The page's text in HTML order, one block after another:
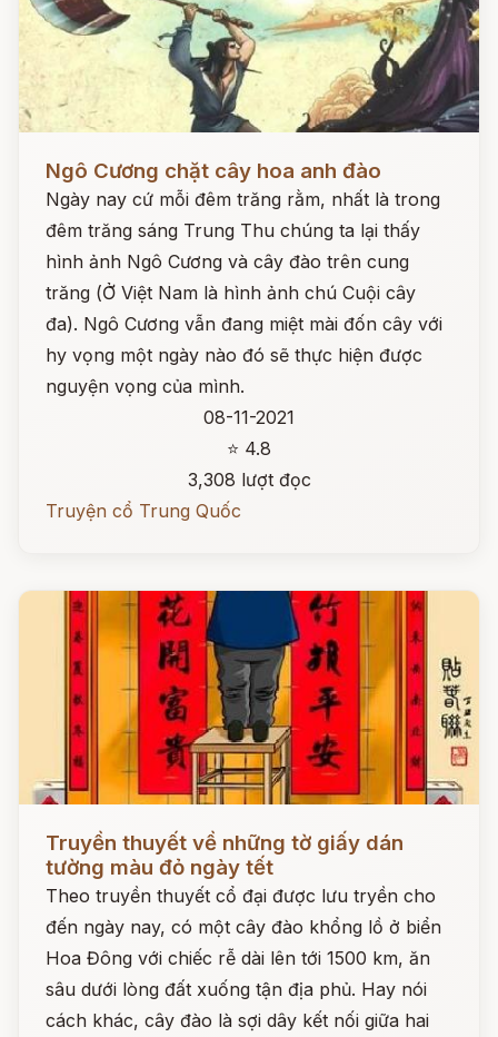
Ngô Cương chặt cây hoa anh đào
Ngày nay cứ mỗi đêm trăng rằm, nhất là trong
đêm trăng sáng Trung Thu chúng ta lại thấy
hình ảnh Ngô Cương và cây đào trên cung
trăng (Ở Việt Nam là hình ảnh chú Cuội cây
đa). Ngô Cương vẫn đang miệt mài đốn cây với
hy vọng một ngày nào đó sẽ thực hiện được
nguyện vọng của mình.
08-11-2021
⭐ 4.8
3,308 lượt đọc
Truyện cổ Trung Quốc
Đọc ngay
Truyền thuyết về những tờ giấy dán
tường màu đỏ ngày tết
Theo truyền thuyết cổ đại được lưu tryền cho
đến ngày nay, có một cây đào khổng lồ ở biển
Hoa Đông với chiếc rễ dài lên tới 1500 km, ăn
sâu dưới lòng đất xuống tận địa phủ. Hay nói
cách khác, cây đào là sợi dây kết nối giữa hai